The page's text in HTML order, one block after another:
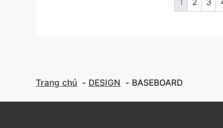
f
1 2 3
Trang chủ DESIGN BASEBOARD